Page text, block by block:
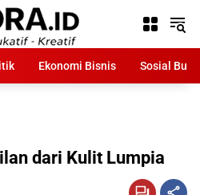
Ekonomi Bisnis Sosial
dari Kulit Lumpia